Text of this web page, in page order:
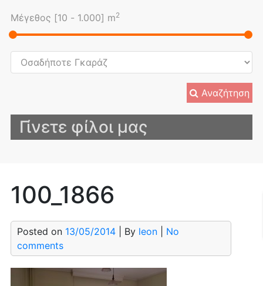
Μέγεθος [10 - 1.000] m2
Αναζήτηση
Γίνετε φίλοι μας
100_1866
Posted on 13/05/2014| By leon| No
comments